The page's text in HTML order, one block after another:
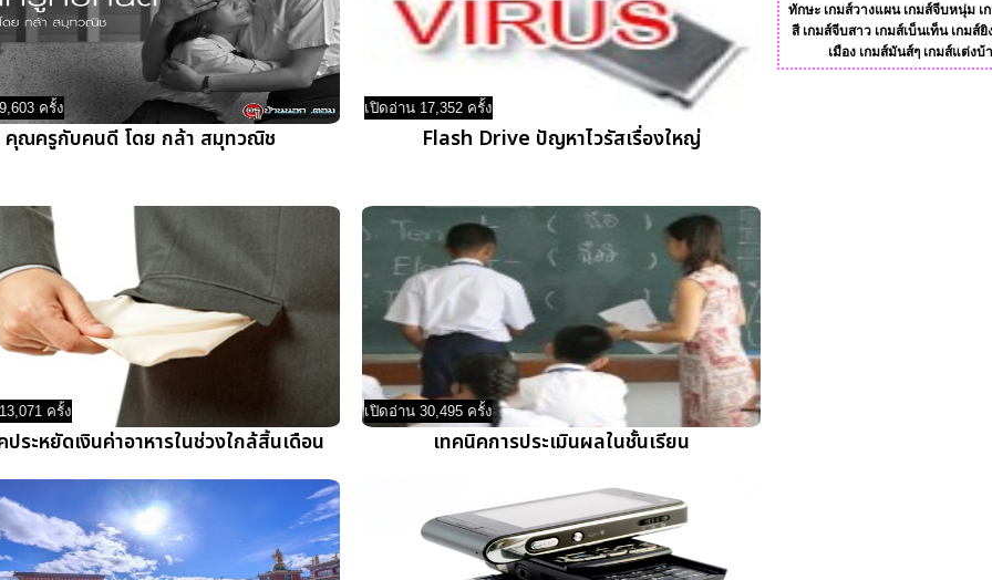
ครั้ง
คุณครูกับคนดี โดย กล้า สมุทวณิช
เปิดอ่าน 17,352 ครั้ง
Flash Drive ปัญหาไวรัสเรื่องใหญ่
ครั้ง
ประหยัดเงินค่าอาหารในช่วงใกล้สิ้นเดือน
เปิดอ่าน 30,495 ครั้ง
เทคนิคการประเมินผลในชั้นเรียน
ทักษะ เกมส์วางแผน เกมส์จีบหนุ่ม เ
สี เกมส์จีบสาว เกมส์เบ็นเท็น เกมส์ยิ
เมือง เกมส์มันส์ๆ เกมส์แต่งบ้